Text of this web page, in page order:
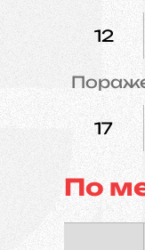
12
17
По